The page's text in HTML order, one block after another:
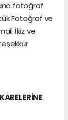
fotoğraf
Fotoğraf ve
İkiz ve